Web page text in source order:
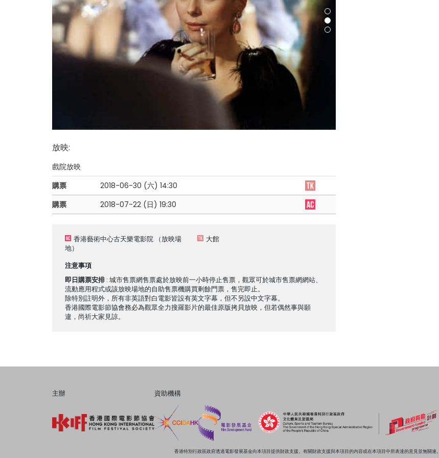
放映:
戲院放映
購票
2018-06-30 (六) 14:30
購票
2018-07-22 (日) 19:30
香港藝術中心古天樂電影院 （放映場
地）
大館
注意事項
即日購票安排 : 城市售票網售票處於放映前一小時停止售票，觀眾可於城市售票網網站、
流動應用程式或該放映場地的自助售票機購買剩餘門票，售完即止。
除特別註明外，所有非英語對白電影皆設有英文字幕，但不另設中文字幕。
香港國際電影節協會務必為觀眾全力搜羅影片的最佳原版拷貝放映，但若偶然事與願
違，尚祈大家見諒。
主辦 資助機構
香港特別行政區政府透過電影發展基金向本項目提供財政支援。有關財政支援與本項目的內容或在本項目中所表達的意見並無關連。